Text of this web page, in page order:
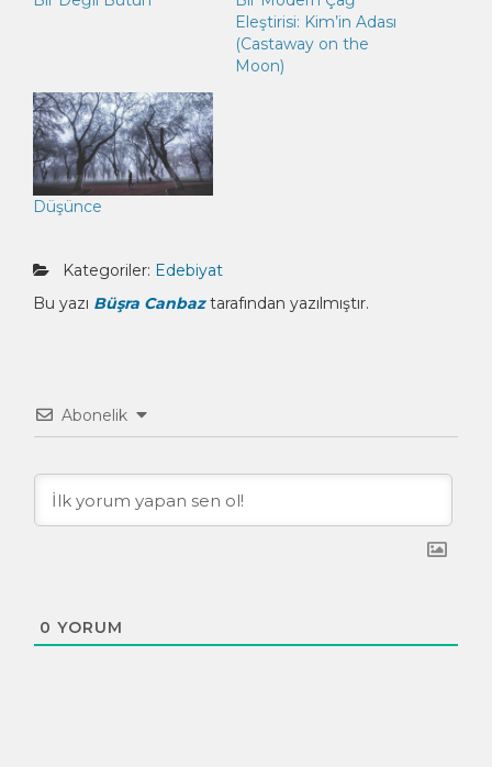
Eleştirisi: Kim’in Adası
(Castaway on the
Moon)
Düşünce
Kategoriler: Edebiyat
Bu yazı Büşra Canbaztarafından yazılmıştır.
Abonelik
0 YORUM